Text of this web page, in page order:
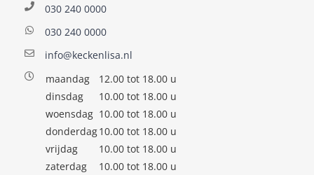
030 240 0000
030 240 0000
info@keckenlisa.nl
maandag
12.00 tot 18.00 u
dinsdag
10.00 tot 18.00 u
woensdag 10.00 tot 18.00 u
donderdag10.00 tot 18.00 u
vrijdag
10.00 tot 18.00 u
zaterdag
10.00 tot 18.00 u